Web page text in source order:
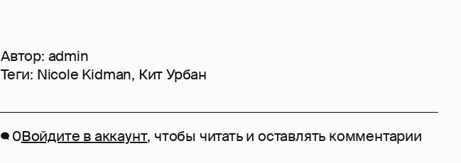
Автор: admin
Теги: Nicole Kidman, Кит Урбан
0Войдите в аккаунт, чтобы читать и оставлять комментарии